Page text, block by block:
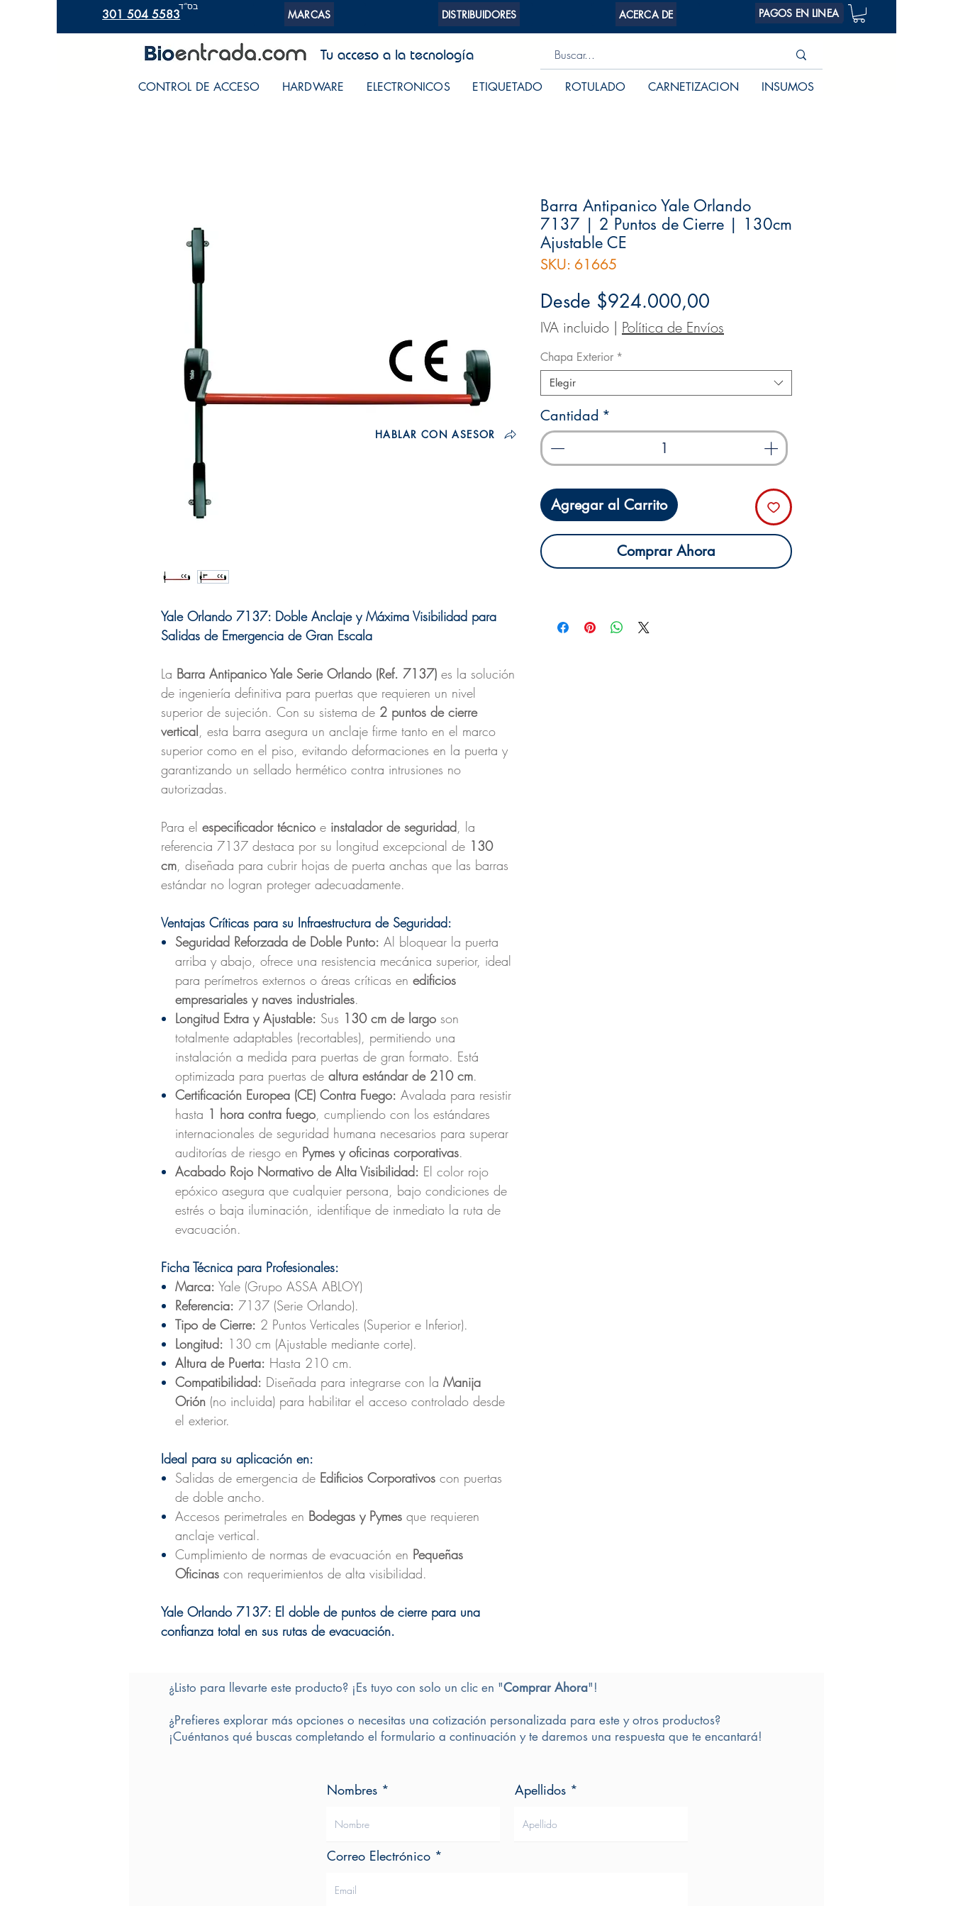
301 504 5583
בס“ד
MARCAS DISTRIBUIDORES ACERCA DE PAGOS EN LINEA
Tu acceso a la tecnología
CONTROL DE ACCESO HARDWARE ELECTRONICOS ETIQUETADO ROTULADO CARNETIZACION INSUMOS
Yale Orlando 7137: Doble Anclaje y Máxima Visibilidad para
Salidas de Emergencia de Gran Escala
La Barra Antipanico Yale Serie Orlando (Ref. 7137) es la solución
de ingeniería definitiva para puertas que requieren un nivel
superior de sujeción. Con su sistema de 2 puntos de cierre
vertical, esta barra asegura un anclaje firme tanto en el marco
superior como en el piso, evitando deformaciones en la puerta y
garantizando un sellado hermético contra intrusiones no
autorizadas.
Para el especificador técnico e instalador de seguridad, la
referencia 7137 destaca por su longitud excepcional de 130
cm, diseñada para cubrir hojas de puerta anchas que las barras
estándar no logran proteger adecuadamente.
Ventajas Críticas para su Infraestructura de Seguridad:
Seguridad Reforzada de Doble Punto: Al bloquear la puerta
arriba y abajo, ofrece una resistencia mecánica superior, ideal
para perímetros externos o áreas críticas en edificios
empresariales y naves industriales.
Longitud Extra y Ajustable: Sus 130 cm de largo son
totalmente adaptables (recortables), permitiendo una
instalación a medida para puertas de gran formato. Está
optimizada para puertas de altura estándar de 210 cm.
Certificación Europea (CE) Contra Fuego: Avalada para resistir
hasta 1 hora contra fuego, cumpliendo con los estándares
internacionales de seguridad humana necesarios para superar
auditorías de riesgo en Pymes y oficinas corporativas.
Acabado Rojo Normativo de Alta Visibilidad: El color rojo
epóxico asegura que cualquier persona, bajo condiciones de
estrés o baja iluminación, identifique de inmediato la ruta de
evacuación.
Ficha Técnica para Profesionales:
Marca: Yale (Grupo ASSA ABLOY)
Referencia: 7137 (Serie Orlando).
Tipo de Cierre: 2 Puntos Verticales (Superior e Inferior).
Longitud: 130 cm (Ajustable mediante corte).
Altura de Puerta: Hasta 210 cm.
Compatibilidad: Diseñada para integrarse con la Manija
Orión (no incluida) para habilitar el acceso controlado desde
el exterior.
Ideal para su aplicación en:
Salidas de emergencia de Edificios Corporativos con puertas
de doble ancho.
Accesos perimetrales en Bodegas y Pymes que requieren
anclaje vertical.
Cumplimiento de normas de evacuación en Pequeñas
Oficinas con requerimientos de alta visibilidad.
Yale Orlando 7137: El doble de puntos de cierre para una
confianza total en sus rutas de evacuación.
Barra Antipanico Yale Orlando
7137 | 2 Puntos de Cierre | 130cm
Ajustable CE
SKU: 61665
Desde $924.000,00
de
IVA incluido | Política de Envíos
Chapa Exterior *
Elegir
Cantidad *
Agregar al Carrito
Comprar Ahora
HABLAR CON ASESOR
¿Listo para llevarte este producto? ¡Es tuyo con solo un clic en "Comprar Ahora"!
¿Prefieres explorar más opciones o necesitas una cotización personalizada para este y otros productos?
¡Cuéntanos qué buscas completando el formulario a continuación y te daremos una respuesta que te encantará!
Nombres Apellidos
Correo Electrónico